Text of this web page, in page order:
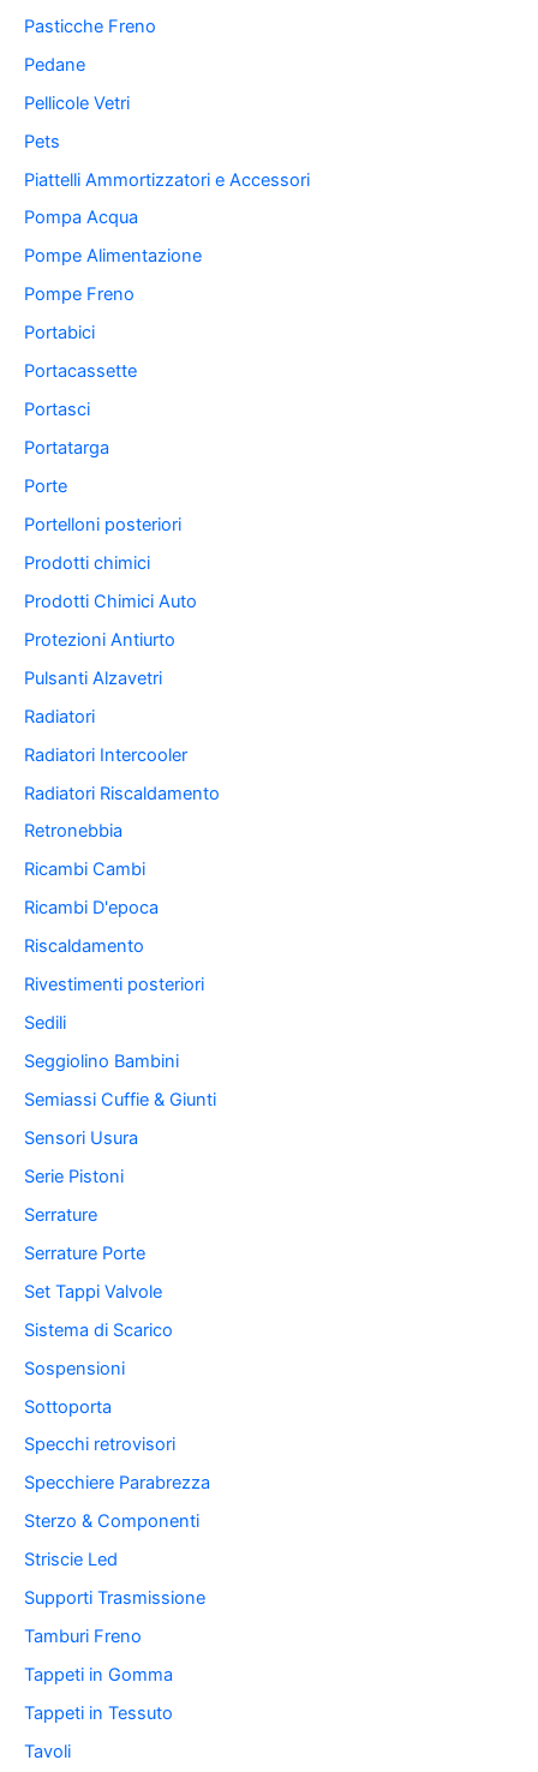
Pasticche Freno
Pedane
Pellicole Vetri
Pets
Piattelli Ammortizzatori e Accessori
Pompa Acqua
Pompe Alimentazione
Pompe Freno
Portabici
Portacassette
Portasci
Portatarga
Porte
Portelloni posteriori
Prodotti chimici
Prodotti Chimici Auto
Protezioni Antiurto
Pulsanti Alzavetri
Radiatori
Radiatori Intercooler
Radiatori Riscaldamento
Retronebbia
Ricambi Cambi
Ricambi D'epoca
Riscaldamento
Rivestimenti posteriori
Sedili
Seggiolino Bambini
Semiassi Cuffie & Giunti
Sensori Usura
Serie Pistoni
Serrature
Serrature Porte
Set Tappi Valvole
Sistema di Scarico
Sospensioni
Sottoporta
Specchi retrovisori
Specchiere Parabrezza
Sterzo & Componenti
Striscie Led
Supporti Trasmissione
Tamburi Freno
Tappeti in Gomma
Tappeti in Tessuto
Tavoli